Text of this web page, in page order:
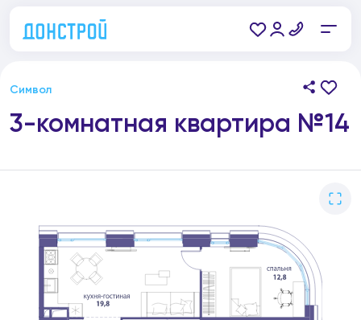
Символ
3-комнатная квартира №14